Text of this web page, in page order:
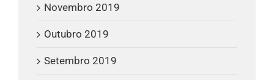
Novembro 2019
Outubro 2019
Setembro 2019